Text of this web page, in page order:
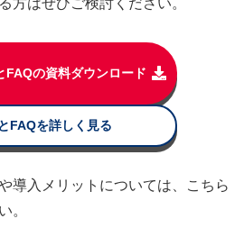
方はぜひご検討ください。
FAQの資料ダウンロード
FAQを詳しく見る
導入メリットについては、こちら
。